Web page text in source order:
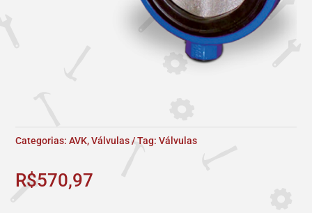
Categorias:AVK,Válvulas Tag:Válvulas
R$570,97